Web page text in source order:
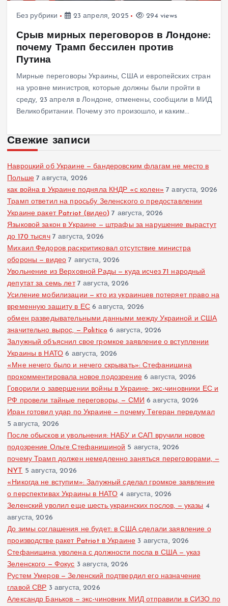
Без рубрики 23 апреля, 2025 294 views
Срыв мирных переговоров в Лондоне:
почему Трамп бессилен против
Путина
Мирные переговоры Украины, США и европейских стран
на уровне министров, которые должны были пройти в
среду, 23 апреля в Лондоне, отменены, сообщили в МИД
Великобритании. Почему это произошло, и каким…
Свежие записи
Навроцкий об Украине — бандеровским флагам не место в
Польше 7 августа, 2026
как война в Украине подняла КНДР «с колен» 7 августа, 2026
Трамп ответил на просьбу Зеленского о предоставлении
Украине ракет Patriot (видео) 7 августа, 2026
Языковой закон в Украине — штрафы за нарушение вырастут
до 170 тысяч 7 августа, 2026
Михаил Федоров раскритиковал отсутствие министра
обороны — видео 7 августа, 2026
Увольнение из Верховной Рады — куда исчез 71 народный
депутат за семь лет 7 августа, 2026
Усиление мобилизации — кто из украинцев потеряет право на
временную защиту в ЕС 6 августа, 2026
обмен разведывательными данными между Украиной и США
значительно вырос, — Politico 6 августа, 2026
Залужный объяснил свое громкое заявление о вступлении
Украины в НАТО 6 августа, 2026
«Мне нечего было и нечего скрывать»: Стефанишина
прокомментировала новое подозрение 6 августа, 2026
Говорили о завершении войны в Украине: экс-чиновники ЕС и
РФ провели тайные переговоры, — СМИ 6 августа, 2026
Иран готовил удар по Украине — почему Тегеран передумал
5 августа, 2026
После обысков и увольнения: НАБУ и САП вручили новое
подозрение Ольге Стефанишиной 5 августа, 2026
почему Трамп должен немедленно заняться переговорами, —
NYT 5 августа, 2026
«Никогда не вступим»: Залужный сделал громкое заявление
о перспективах Украины в НАТО 4 августа, 2026
Зеленский уволил еще шесть украинских послов, — указы 4
августа, 2026
До зимы соглашения не будет: в США сделали заявление о
производстве ракет Patriot в Украине 3 августа, 2026
Стефанишина уволена с должности посла в США — указ
Зеленского — Фокус 3 августа, 2026
Рустем Умеров — Зеленский подтвердил его назначение
главой СВР 3 августа, 2026
Александр Баньков — экс-чиновник МИД отправили в СИЗО по